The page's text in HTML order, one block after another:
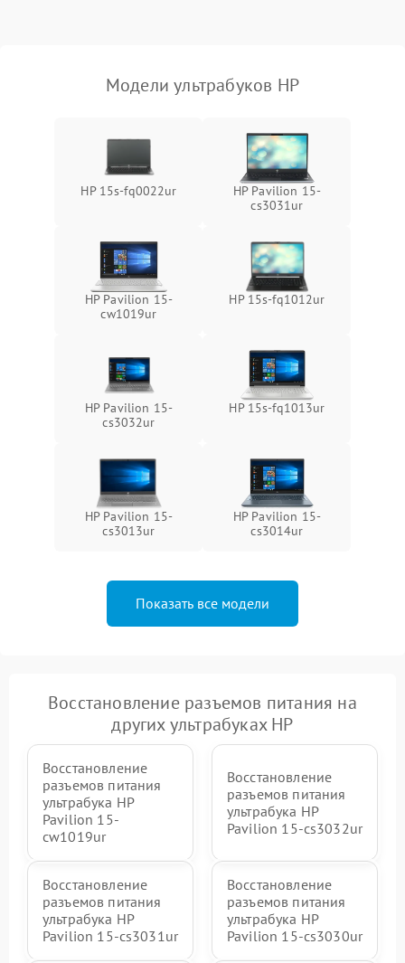
Модели ультрабуков HP
HP 15s-fq0022ur
HP Pavilion 15-
cs3031ur
HP Pavilion 15-
cw1019ur
HP 15s-fq1012ur
HP Pavilion 15-
cs3032ur
HP 15s-fq1013ur
HP Pavilion 15-
cs3013ur
HP Pavilion 15-
cs3014ur
Показать все модели
Восстановление разъемов питания на
других ультрабуках HP
Восстановление
разъемов питания
ультрабука HP
Pavilion 15-
cw1019ur
Восстановление
разъемов питания
ультрабука HP
Pavilion 15-cs3032ur
Восстановление
разъемов питания
ультрабука HP
Pavilion 15-cs3031ur
Восстановление
разъемов питания
ультрабука HP
Pavilion 15-cs3030ur